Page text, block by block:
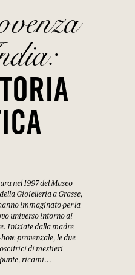
nel 1997 del Museo
Gioielleria a Grasse,
immaginato per la
universo intorno ai
Iniziate dalla madre
provenzale, le due
di mestieri
ricami...